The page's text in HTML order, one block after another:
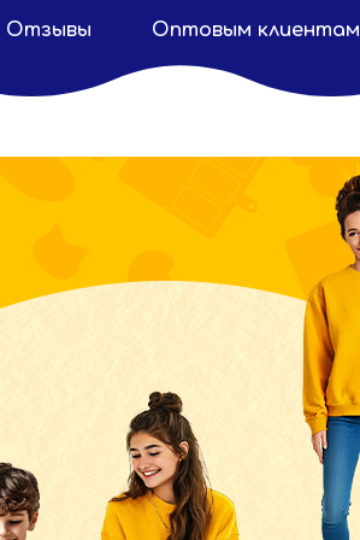
Отзывы Оптовым клиентам